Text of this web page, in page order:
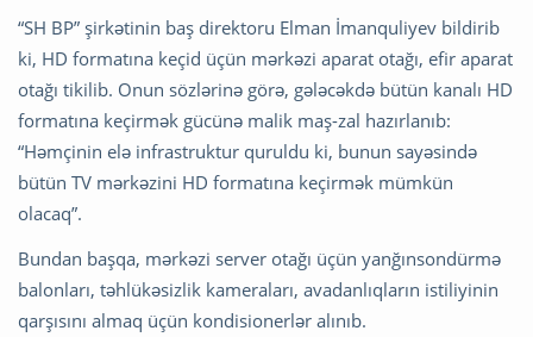
“SH BP” şirkətinin baş direktoru Elman İmanquliyev bildirib
ki, HD formatına keçid üçün mərkəzi aparat otağı, efir aparat
otağı tikilib. Onun sözlərinə görə, gələcəkdə bütün kanalı HD
formatına keçirmək gücünə malik maş-zal hazırlanıb:
“Həmçinin elə infrastruktur quruldu ki, bunun sayəsində
bütün TV mərkəzini HD formatına keçirmək mümkün
olacaq”.
Bundan başqa, mərkəzi server otağı üçün yanğınsondürmə
balonları, təhlükəsizlik kameraları, avadanlıqların istiliyinin
qarşısını almaq üçün kondisionerlər alınıb.